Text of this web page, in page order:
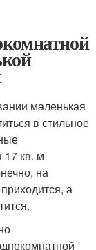
маленькая
в стильное
17 кв. м
на
а